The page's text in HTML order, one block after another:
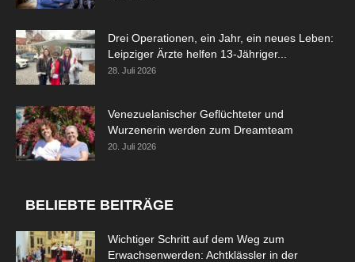
Drei Operationen, ein Jahr, ein neues Leben:
Leipziger Ärzte helfen 13-Jähriger...
28. Juli 2026
Venezuelanischer Geflüchteter und
Wurzenerin werden zum Dreamteam
20. Juli 2026
BELIEBTE BEITRÄGE
Wichtiger Schritt auf dem Weg zum
Erwachsenwerden: Achtklässler in der